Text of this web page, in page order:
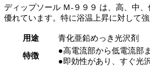
ディップソール Ｍ-９９９ は、高、中
優れています。特に浴温上昇に対して
用途 青化亜鉛めっき光沢剤
特徴
●高電流部から低電流部
●即効性があり、すぐ光